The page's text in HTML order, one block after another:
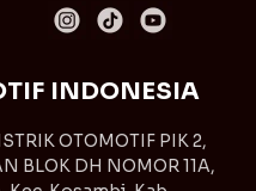
INDONESIA
OTOMOTIF PIK 2,
BLOK DH NOMOR 11A,